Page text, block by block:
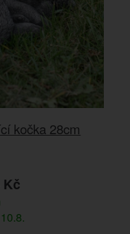
kočka 28cm
Kč